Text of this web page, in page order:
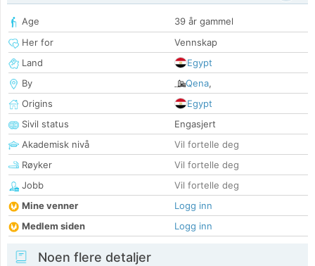
Age
39 år gammel
Her for
Vennskap
Land
Egypt
By
Qena,
Origins
Egypt
Sivil status
Engasjert
Akademisk nivå
Vil fortelle deg
Røyker
Vil fortelle deg
Jobb
Vil fortelle deg
Mine venner
Logg inn
Medlem siden
Logg inn
Noen flere detaljer